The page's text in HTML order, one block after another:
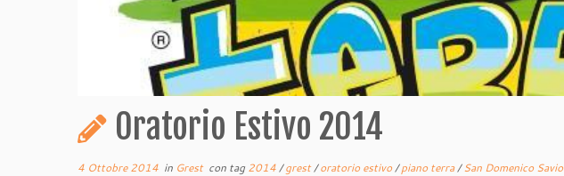
Oratorio Estivo 2014
4 Ottobre 2014 in Grest con tag2014/grest/oratorio estivo/piano terra/San Domenico Savio